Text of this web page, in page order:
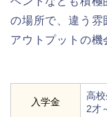
の場所で、違う雰
アウトプットの機
入学金
高校
2才